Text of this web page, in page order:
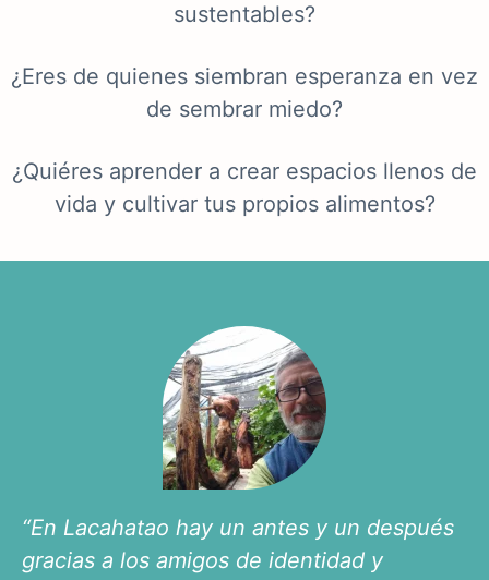
sustentables?
¿Eres de quienes siembran esperanza en vez
de sembrar miedo?
¿Quiéres aprender a crear espacios llenos de
vida y cultivar tus propios alimentos?
“En Lacahatao hay un antes y un después
gracias a los amigos de identidad y